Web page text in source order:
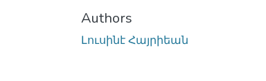
Authors
Լուսինէ Հայրիեան